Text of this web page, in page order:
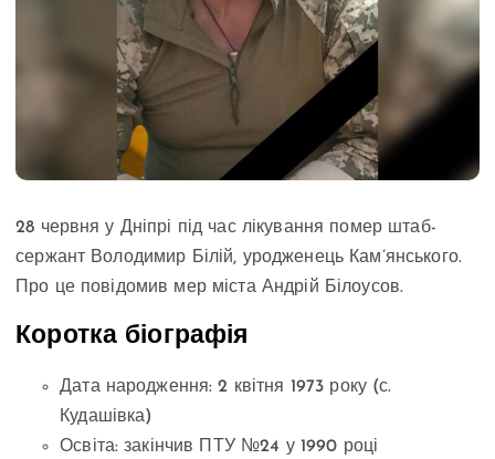
28 червня у Дніпрі під час лікування помер штаб-
сержант Володимир Білій, уродженець Кам’янського.
Про це повідомив мер міста Андрій Білоусов.
Коротка біографія
Дата народження: 2 квітня 1973 року (с.
Кудашівка)
Освіта: закінчив ПТУ №24 у 1990 році